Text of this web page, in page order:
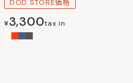
DOD STORE価格
¥3,300tax in